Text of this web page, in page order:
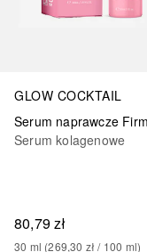
GLOW COCKTAIL
Serum kolagenowe
80,79 zł
30 ml (269,30 zł / 100 ml)